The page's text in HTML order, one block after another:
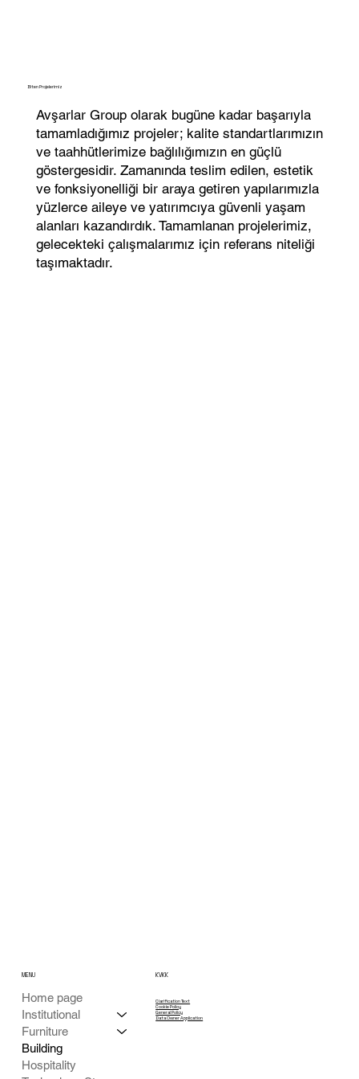
Biten Projelerimiz
Avşarlar Group olarak bugüne kadar başarıyla
tamamladığımız projeler; kalite standartlarımızın
ve taahhütlerimize bağlılığımızın en güçlü
göstergesidir. Zamanında teslim edilen, estetik
ve fonksiyonelliği bir araya getiren yapılarımızla
yüzlerce aileye ve yatırımcıya güvenli yaşam
alanları kazandırdık. Tamamlanan projelerimiz,
gelecekteki çalışmalarımız için referans niteliği
taşımaktadır.
MENU
Home page
Institutional
Furniture
Building
Hospitality
KVKK
Clarification Text
Cookie Policy
General Policy
Data Owner Application